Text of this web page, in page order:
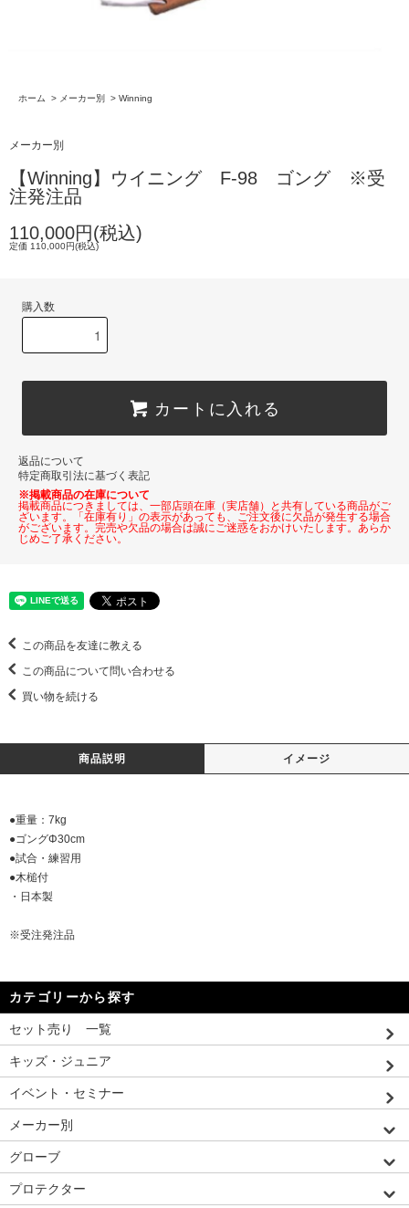
ホーム > メーカー別 > Winning
メーカー別
【Winning】ウイニング F-98 ゴング ※受
注発注品
110,000円(税込)
定価 110,000円(税込)
購入数
カートに入れる
返品について
特定商取引法に基づく表記
※掲載商品の在庫について
掲載商品につきましては、一部店頭在庫（実店舗）と共有している商品がご
ざいます。「在庫有り」の表示があっても、ご注文後に欠品が発生する場合
がございます。完売や欠品の場合は誠にご迷惑をおかけいたします。あらか
じめご了承ください。
この商品を友達に教える
この商品について問い合わせる
買い物を続ける
商品説明 イメージ
●重量：7kg
●ゴングΦ30cm
●試合・練習用
●木槌付
・日本製
※受注発注品
カテゴリーから探す
セット売り 一覧
キッズ・ジュニア
イベント・セミナー
メーカー別
グローブ
プロテクター